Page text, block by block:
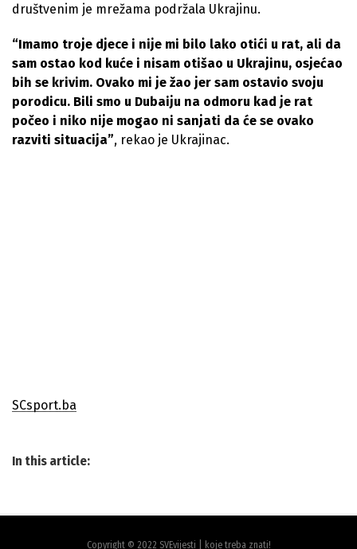
društvenim je mrežama podržala Ukrajinu.
“Imamo troje djece i nije mi bilo lako otići u rat, ali da
sam ostao kod kuće i nisam otišao u Ukrajinu, osjećao
bih se krivim. Ovako mi je žao jer sam ostavio svoju
porodicu. Bili smo u Dubaiju na odmoru kad je rat
počeo i niko nije mogao ni sanjati da će se ovako
razviti situacija”, rekao je Ukrajinac.
SCsport.ba
In this article:
Copyright © 2022 SVEvijesti | koje treba znati!